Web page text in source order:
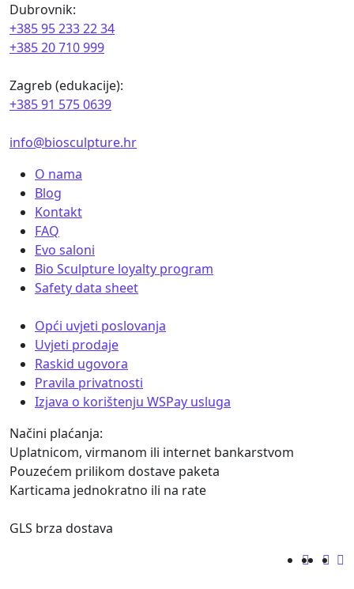
Dubrovnik:
+385 95 233 22 34
+385 20 710 999
Zagreb (edukacije):
+385 91 575 0639
info@biosculpture.hr
O nama
Blog
Kontakt
FAQ
Evo saloni
Bio Sculpture loyalty program
Safety data sheet
Opći uvjeti poslovanja
Uvjeti prodaje
Raskid ugovora
Pravila privatnosti
Izjava o korištenju WSPay usluga
Načini plaćanja:
Uplatnicom, virmanom ili internet bankarstvom
Pouzećem prilikom dostave paketa
Karticama jednokratno ili na rate
GLS brza dostava